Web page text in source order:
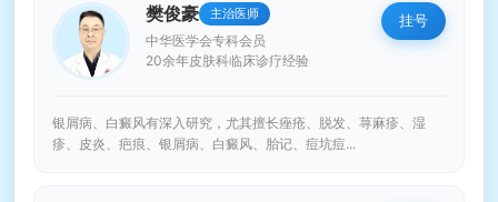
樊俊豪 主治医师
中华医学会专科会员
20余年皮肤科临床诊疗经验
挂号
银屑病、白癜风有深入研究，尤其擅长痤疮、脱发、荨麻疹、湿
疹、皮炎、疤痕、银屑病、白癜风、胎记、痘坑痘...